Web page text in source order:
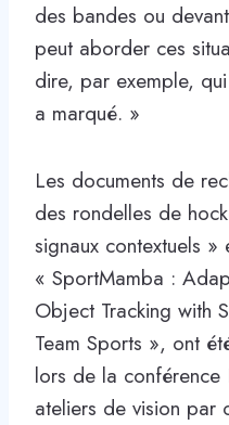
des bandes ou
peut aborder ces
dire, par exemple,
a marqué. »
Les documents de
des rondelles de
signaux contextuels »
« SportMamba :
Object Tracking with
Team Sports », ont
lors de la
ateliers de vision par